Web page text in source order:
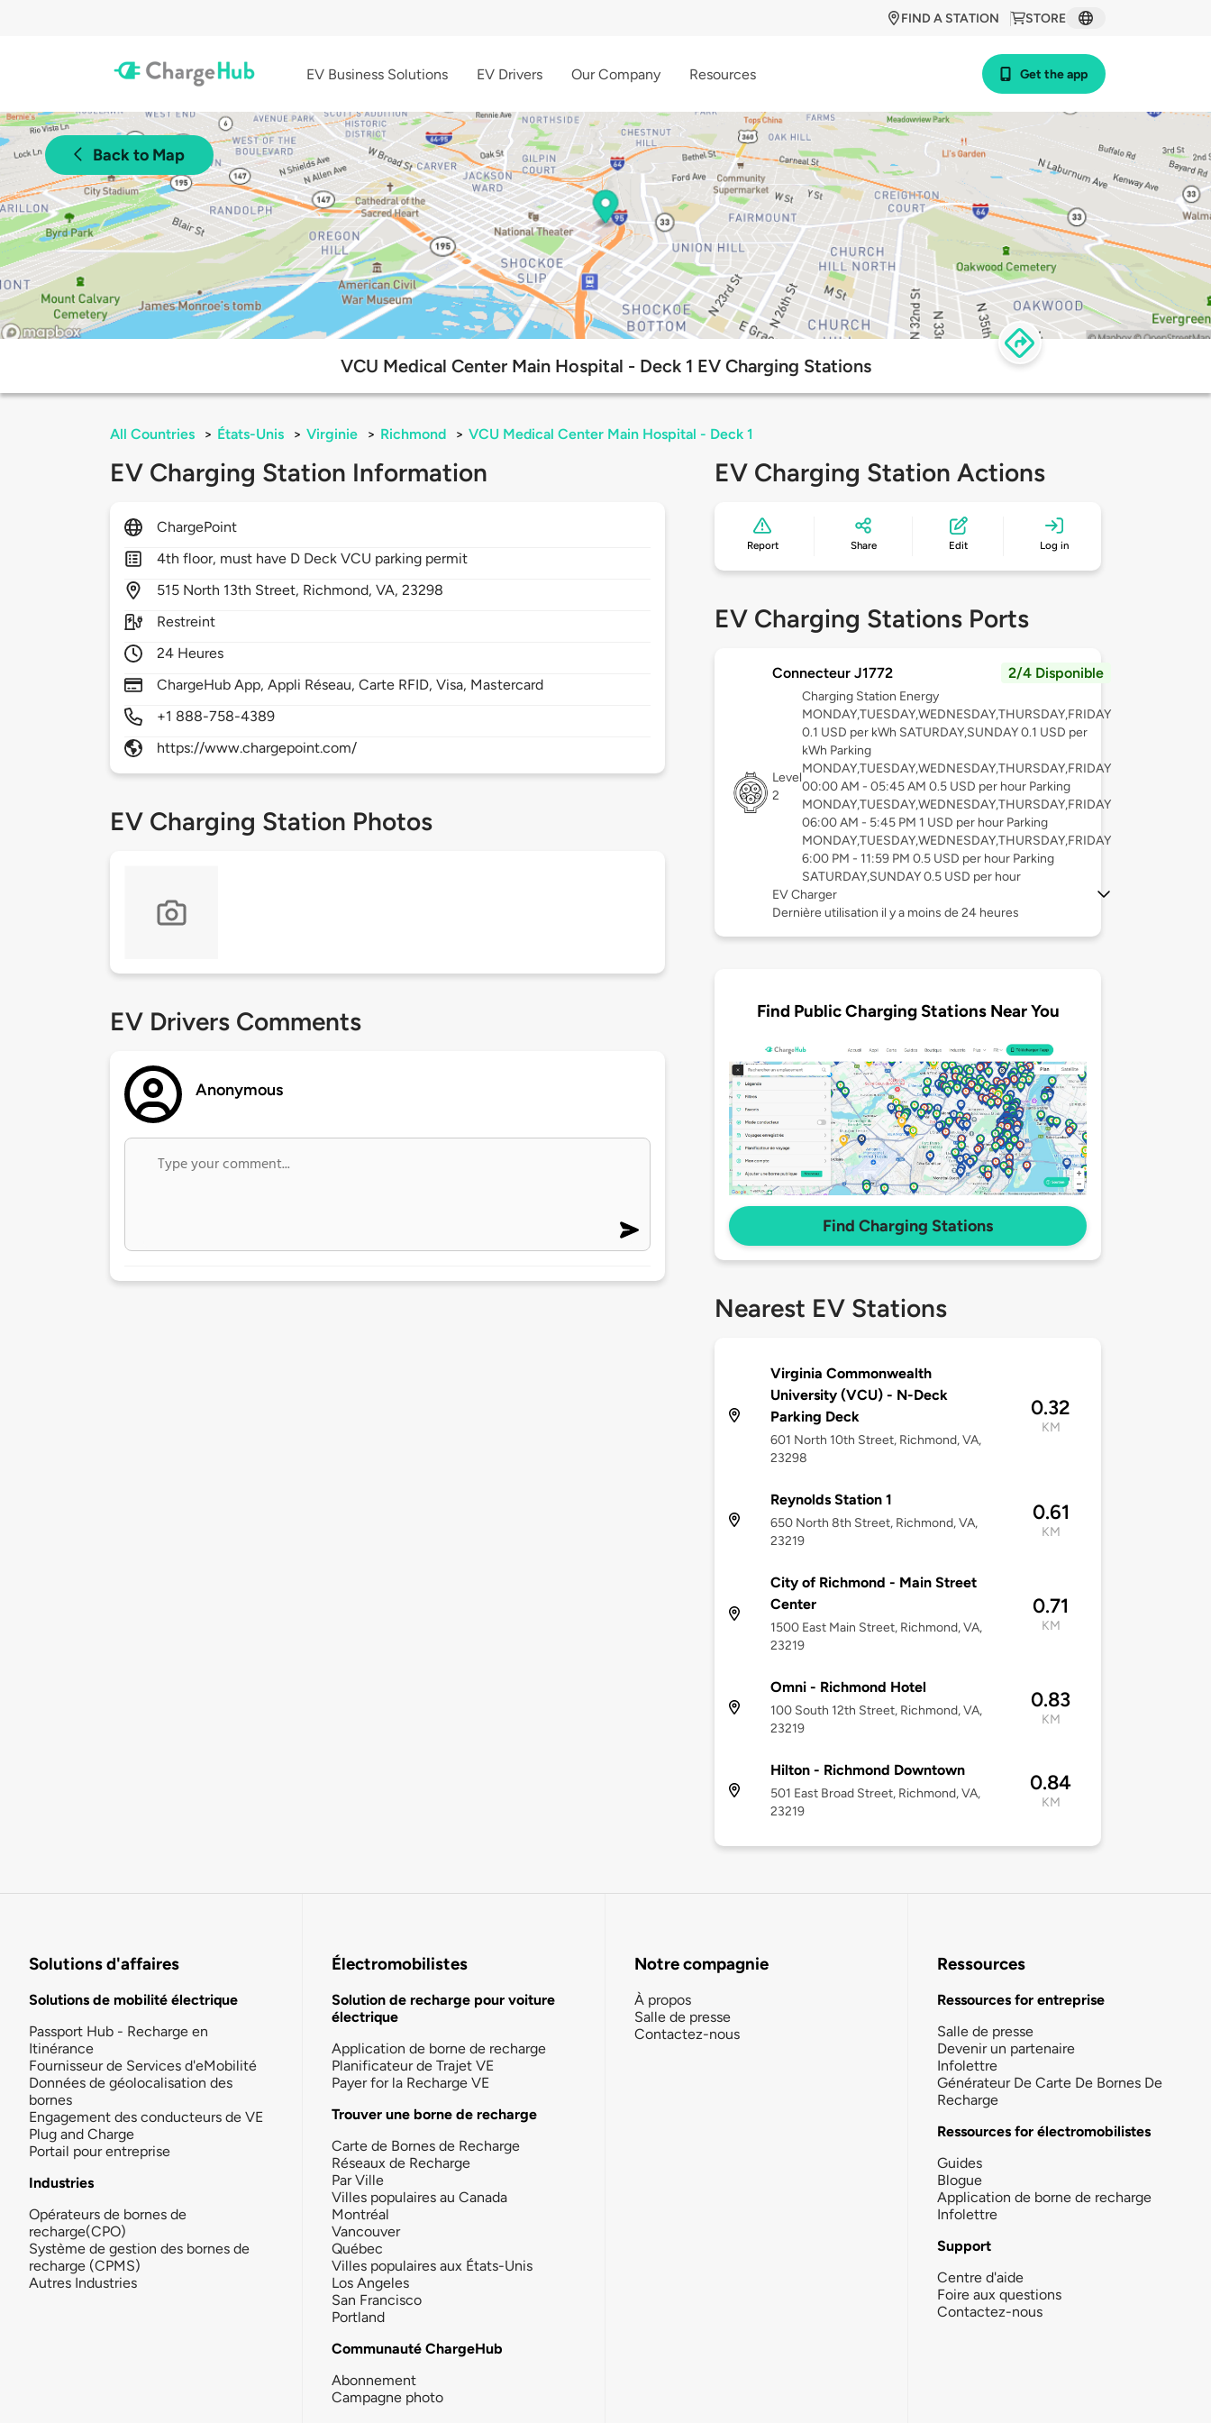
STORE
FIND A STATION
EV Business Solutions EV Drivers Our Company Resources Get the app
Back to Map
VCU Medical Center Main Hospital - Deck 1 EV Charging Stations
All Countries > États-Unis > Virginie > Richmond > VCU Medical Center Main Hospital - Deck 1
EV Charging Station Information
ChargePoint
4th floor, must have D Deck VCU parking permit
515 North 13th Street, Richmond,VA,23298
Restreint
24 Heures
ChargeHub App, Appli Réseau, Carte RFID, Visa, Mastercard
+1 888-758-4389
https://www.chargepoint.com/
EV Charging Station Photos
EV Drivers Comments
Anonymous
EV Charging Station Actions
Report Share Edit Log in
EV Charging Stations Ports
Connecteur J1772 2/4 Disponible
Level
2
Charging Station Energy
MONDAY,TUESDAY,WEDNESDAY,THURSDAY,FRIDAY
0.1 USD per kWh SATURDAY,SUNDAY 0.1 USD per
kWh Parking
MONDAY,TUESDAY,WEDNESDAY,THURSDAY,FRIDAY
00:00 AM - 05:45 AM 0.5 USD per hour Parking
MONDAY,TUESDAY,WEDNESDAY,THURSDAY,FRIDAY
06:00 AM - 5:45 PM 1 USD per hour Parking
MONDAY,TUESDAY,WEDNESDAY,THURSDAY,FRIDAY
6:00 PM - 11:59 PM 0.5 USD per hour Parking
SATURDAY,SUNDAY 0.5 USD per hour
EV Charger
Dernière utilisation il y a moins de 24 heures
Find Public Charging Stations Near You
Find Charging Stations
Nearest EV Stations
Virginia Commonwealth
University (VCU) - N-Deck
Parking Deck
601 North 10th Street, Richmond, VA,
23298
0.32
KM
Reynolds Station 1
650 North 8th Street, Richmond, VA,
23219
0.61
KM
City of Richmond - Main Street
Center
1500 East Main Street, Richmond, VA,
23219
0.71
KM
Omni - Richmond Hotel
100 South 12th Street, Richmond, VA,
23219
0.83
KM
Hilton - Richmond Downtown
501 East Broad Street, Richmond, VA,
23219
0.84
KM
Solutions d'affaires
Solutions de mobilité électrique
Passport Hub - Recharge en
Itinérance
Fournisseur de Services d'eMobilité
Données de géolocalisation des
bornes
Engagement des conducteurs de VE
Plug and Charge
Portail pour entreprise
Industries
Opérateurs de bornes de
recharge(CPO)
Système de gestion des bornes de
recharge (CPMS)
Autres Industries
Électromobilistes
Solution de recharge pour voiture
électrique
Application de borne de recharge
Planificateur de Trajet VE
Payer for la Recharge VE
Trouver une borne de recharge
Carte de Bornes de Recharge
Réseaux de Recharge
Par Ville
Villes populaires au Canada
Montréal
Vancouver
Québec
Villes populaires aux États-Unis
Los Angeles
San Francisco
Portland
Communauté ChargeHub
Abonnement
Campagne photo
Notre compagnie
À propos
Salle de presse
Contactez-nous
Ressources
Ressources for entreprise
Salle de presse
Devenir un partenaire
Infolettre
Générateur De Carte De Bornes De
Recharge
Ressources for électromobilistes
Guides
Blogue
Application de borne de recharge
Infolettre
Support
Centre d'aide
Foire aux questions
Contactez-nous